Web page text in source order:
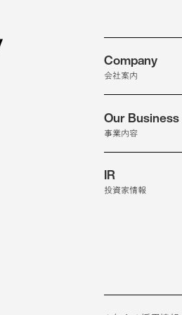
Company
会社案内
Our Business
事業内容
IR
投資家情報